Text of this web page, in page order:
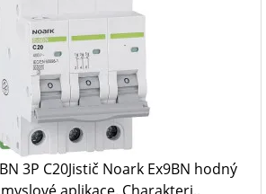
3P C20Jistič Noark Ex9BN hodný